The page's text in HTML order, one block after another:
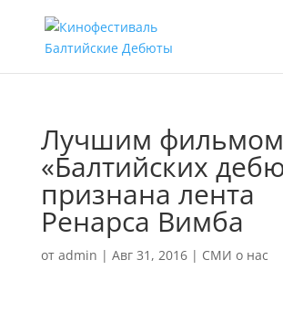
Лучшим фильмом
«Балтийских
признана лента
Ренарса Вимба
от admin | Авг 31, 2016| СМИ о нас